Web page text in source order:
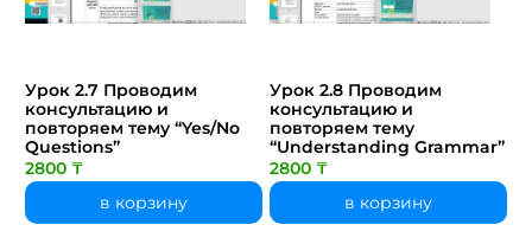
Урок 2.7 Проводим
консультацию и
повторяем тему “Yes/No
Questions”
2800 ₸
в корзину
Урок 2.8 Проводим
консультацию и
повторяем тему
“Understanding Grammar”
2800 ₸
в корзину